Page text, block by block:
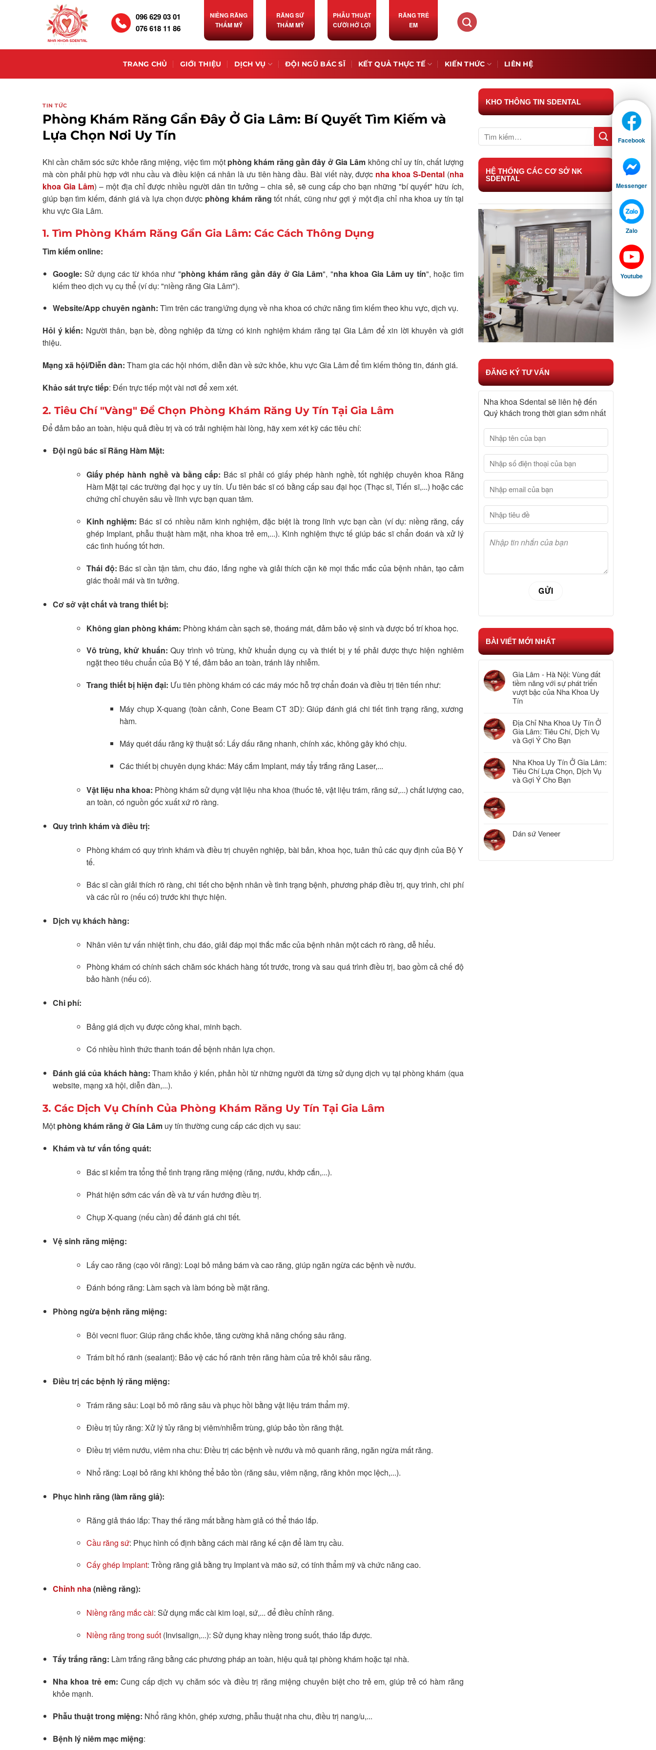
096 629 03 01
076 618 11 86
NIỀNG RĂNG
THẨM MỸ
RĂNG SỨ
THẨM MỸ
PHẪU THUẬT
CƯỜI HỞ LỢI
RĂNG TRẺ
EM
TRANG CHỦ GIỚI THIỆU DỊCH VỤ ĐỘI NGŨ BÁC SĨ KẾT QUẢ THỰC TẾ KIẾN THỨC LIÊN HỆ
TIN TỨC
Phòng Khám Răng Gần Đây Ở Gia Lâm: Bí Quyết Tìm Kiếm và
Lựa Chọn Nơi Uy Tín
Khi cần chăm sóc sức khỏe răng miệng, việc tìm một phòng khám răng gần đây ở Gia Lâm không chỉ uy tín, chất lượng
mà còn phải phù hợp với nhu cầu và điều kiện cá nhân là ưu tiên hàng đầu. Bài viết này, được nha khoa S-Dental(nha
khoa Gia Lâm) – một địa chỉ được nhiều người dân tin tưởng – chia sẻ, sẽ cung cấp cho bạn những "bí quyết" hữu ích,
giúp bạn tìm kiếm, đánh giá và lựa chọn được phòng khám răng tốt nhất, cũng như gợi ý một địa chỉ nha khoa uy tín tại
khu vực Gia Lâm.
1. Tìm Phòng Khám Răng Gần Gia Lâm: Các Cách Thông Dụng
Tìm kiếm online:
Google: Sử dụng các từ khóa như "phòng khám răng gần đây ở Gia Lâm", "nha khoa Gia Lâm uy tín", hoặc tìm
kiếm theo dịch vụ cụ thể (ví dụ: "niềng răng Gia Lâm").
Website/App chuyên ngành: Tìm trên các trang/ứng dụng về nha khoa có chức năng tìm kiếm theo khu vực, dịch vụ.
Hỏi ý kiến: Người thân, bạn bè, đồng nghiệp đã từng có kinh nghiệm khám răng tại Gia Lâm để xin lời khuyên và giới
thiệu.
Mạng xã hội/Diễn đàn: Tham gia các hội nhóm, diễn đàn về sức khỏe, khu vực Gia Lâm để tìm kiếm thông tin, đánh giá.
Khảo sát trực tiếp: Đến trực tiếp một vài nơi để xem xét.
2. Tiêu Chí "Vàng" Để Chọn Phòng Khám Răng Uy Tín Tại Gia Lâm
Để đảm bảo an toàn, hiệu quả điều trị và có trải nghiệm hài lòng, hãy xem xét kỹ các tiêu chí:
Đội ngũ bác sĩ Răng Hàm Mặt:
Giấy phép hành nghề và bằng cấp: Bác sĩ phải có giấy phép hành nghề, tốt nghiệp chuyên khoa Răng
Hàm Mặt tại các trường đại học y uy tín. Ưu tiên bác sĩ có bằng cấp sau đại học (Thạc sĩ, Tiến sĩ,...) hoặc các
chứng chỉ chuyên sâu về lĩnh vực bạn quan tâm.
Kinh nghiệm: Bác sĩ có nhiều năm kinh nghiệm, đặc biệt là trong lĩnh vực bạn cần (ví dụ: niềng răng, cấy
ghép Implant, phẫu thuật hàm mặt, nha khoa trẻ em,...). Kinh nghiệm thực tế giúp bác sĩ chẩn đoán và xử lý
các tình huống tốt hơn.
Thái độ: Bác sĩ cần tận tâm, chu đáo, lắng nghe và giải thích cặn kẽ mọi thắc mắc của bệnh nhân, tạo cảm
giác thoải mái và tin tưởng.
Cơ sở vật chất và trang thiết bị:
Không gian phòng khám: Phòng khám cần sạch sẽ, thoáng mát, đảm bảo vệ sinh và được bố trí khoa học.
Vô trùng, khử khuẩn: Quy trình vô trùng, khử khuẩn dụng cụ và thiết bị y tế phải được thực hiện nghiêm
ngặt theo tiêu chuẩn của Bộ Y tế, đảm bảo an toàn, tránh lây nhiễm.
Trang thiết bị hiện đại: Ưu tiên phòng khám có các máy móc hỗ trợ chẩn đoán và điều trị tiên tiến như:
Máy chụp X-quang (toàn cảnh, Cone Beam CT 3D): Giúp đánh giá chi tiết tình trạng răng, xương
hàm.
Máy quét dấu răng kỹ thuật số: Lấy dấu răng nhanh, chính xác, không gây khó chịu.
Các thiết bị chuyên dụng khác: Máy cắm Implant, máy tẩy trắng răng Laser,...
Vật liệu nha khoa: Phòng khám sử dụng vật liệu nha khoa (thuốc tê, vật liệu trám, răng sứ,...) chất lượng cao,
an toàn, có nguồn gốc xuất xứ rõ ràng.
Quy trình khám và điều trị:
Phòng khám có quy trình khám và điều trị chuyên nghiệp, bài bản, khoa học, tuân thủ các quy định của Bộ Y
tế.
Bác sĩ cần giải thích rõ ràng, chi tiết cho bệnh nhân về tình trạng bệnh, phương pháp điều trị, quy trình, chi phí
và các rủi ro (nếu có) trước khi thực hiện.
Dịch vụ khách hàng:
Nhân viên tư vấn nhiệt tình, chu đáo, giải đáp mọi thắc mắc của bệnh nhân một cách rõ ràng, dễ hiểu.
Phòng khám có chính sách chăm sóc khách hàng tốt trước, trong và sau quá trình điều trị, bao gồm cả chế độ
bảo hành (nếu có).
Chi phí:
Bảng giá dịch vụ được công khai, minh bạch.
Có nhiều hình thức thanh toán để bệnh nhân lựa chọn.
Đánh giá của khách hàng: Tham khảo ý kiến, phản hồi từ những người đã từng sử dụng dịch vụ tại phòng khám (qua
website, mạng xã hội, diễn đàn,...).
3. Các Dịch Vụ Chính Của Phòng Khám Răng Uy Tín Tại Gia Lâm
Một phòng khám răng ở Gia Lâm uy tín thường cung cấp các dịch vụ sau:
Khám và tư vấn tổng quát:
Bác sĩ kiểm tra tổng thể tình trạng răng miệng (răng, nướu, khớp cắn,...).
Phát hiện sớm các vấn đề và tư vấn hướng điều trị.
Chụp X-quang (nếu cần) để đánh giá chi tiết.
Vệ sinh răng miệng:
Lấy cao răng (cạo vôi răng): Loại bỏ mảng bám và cao răng, giúp ngăn ngừa các bệnh về nướu.
Đánh bóng răng: Làm sạch và làm bóng bề mặt răng.
Phòng ngừa bệnh răng miệng:
Bôi vecni fluor: Giúp răng chắc khỏe, tăng cường khả năng chống sâu răng.
Trám bít hố rãnh (sealant): Bảo vệ các hố rãnh trên răng hàm của trẻ khỏi sâu răng.
Điều trị các bệnh lý răng miệng:
Trám răng sâu: Loại bỏ mô răng sâu và phục hồi bằng vật liệu trám thẩm mỹ.
Điều trị tủy răng: Xử lý tủy răng bị viêm/nhiễm trùng, giúp bảo tồn răng thật.
Điều trị viêm nướu, viêm nha chu: Điều trị các bệnh về nướu và mô quanh răng, ngăn ngừa mất răng.
Nhổ răng: Loại bỏ răng khi không thể bảo tồn (răng sâu, viêm nặng, răng khôn mọc lệch,...).
Phục hình răng (làm răng giả):
Răng giả tháo lắp: Thay thế răng mất bằng hàm giả có thể tháo lắp.
Cầu răng sứ: Phục hình cố định bằng cách mài răng kế cận để làm trụ cầu.
Cấy ghép Implant: Trồng răng giả bằng trụ Implant và mão sứ, có tính thẩm mỹ và chức năng cao.
Chỉnh nha(niềng răng):
Niềng răng mắc cài: Sử dụng mắc cài kim loại, sứ,... để điều chỉnh răng.
Niềng răng trong suốt(Invisalign,...): Sử dụng khay niềng trong suốt, tháo lắp được.
Tẩy trắng răng: Làm trắng răng bằng các phương pháp an toàn, hiệu quả tại phòng khám hoặc tại nhà.
Nha khoa trẻ em: Cung cấp dịch vụ chăm sóc và điều trị răng miệng chuyên biệt cho trẻ em, giúp trẻ có hàm răng
khỏe mạnh.
Phẫu thuật trong miệng: Nhổ răng khôn, ghép xương, phẫu thuật nha chu, điều trị nang/u,...
Bệnh lý niêm mạc miệng:
KHO THÔNG TIN SDENTAL
HỆ THỐNG CÁC CƠ SỞ NK
SDENTAL
ĐĂNG KÝ TƯ VẤN
Nha khoa Sdental sẽ liên hệ đến
Quý khách trong thời gian sớm nhất
BÀI VIẾT MỚI NHẤT
Gia Lâm - Hà Nội: Vùng đất
tiềm năng với sự phát triển
vượt bậc của Nha Khoa Uy
Tín
Địa Chỉ Nha Khoa Uy Tín Ở
Gia Lâm: Tiêu Chí, Dịch Vụ
và Gợi Ý Cho Bạn
Nha Khoa Uy Tín Ở Gia Lâm:
Tiêu Chí Lựa Chọn, Dịch Vụ
và Gợi Ý Cho Bạn
Dán sứ Veneer
Facebook
Messenger
Zalo
Youtube